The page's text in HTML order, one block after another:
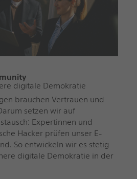
digitale Demokratie
brauchen Vertrauen und
setzen wir auf
Expertinnen und
Hacker prüfen unser E-
So entwickeln wir es stetig
digitale Demokratie in der